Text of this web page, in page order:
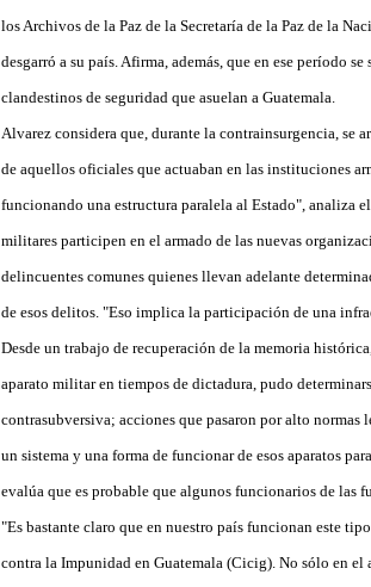
los Archivos de la Paz de la Secretaría de la Paz de la
desgarró a su país. Afirma, además, que en ese período
clandestinos de seguridad que asuelan a Guatemala.
Alvarez considera que, durante la contrainsurgencia, se
de aquellos oficiales que actuaban en las instituciones
funcionando una estructura paralela al Estado", analiza
militares participen en el armado de las nuevas
delincuentes comunes quienes llevan adelante
de esos delitos. "Eso implica la participación de una
Desde un trabajo de recuperación de la memoria
aparato militar en tiempos de dictadura, pudo
contrasubversiva; acciones que pasaron por alto normas
un sistema y una forma de funcionar de esos aparatos
evalúa que es probable que algunos funcionarios de las
"Es bastante claro que en nuestro país funcionan este
contra la Impunidad en Guatemala (Cicig). No sólo en el